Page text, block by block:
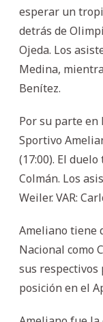
esperar un
detrás de
Ojeda. Los
Medina,
Benítez.
Por su parte en
Sportivo
(17:00). El
Colmán. Los
Weiler. VAR:
Ameliano tiene
Nacional como
sus respectivos
posición en el